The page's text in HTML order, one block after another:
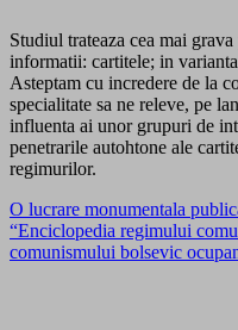
Studiul trateaza cea mai
informatii: cartitele; in
Asteptam cu incredere de la
specialitate sa ne releve, pe
influenta ai unor grupuri de
penetrarile autohtone ale
regimurilor.
O lucrare monumentala
“Enciclopedia regimului
comunismului bolsevic